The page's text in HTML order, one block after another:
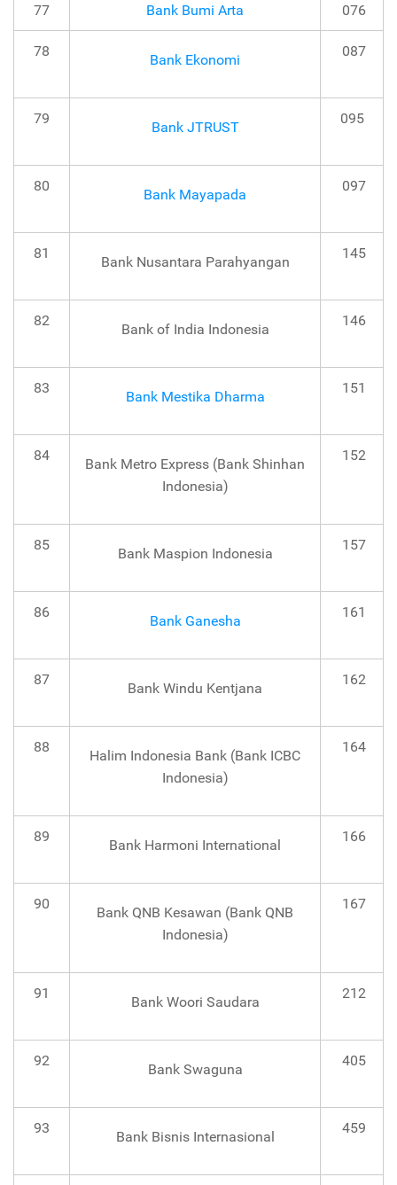
77 Bank Bumi Arta 076
78
Bank Ekonomi
087
79
Bank JTRUST
095
80
Bank Mayapada
097
81
Bank Nusantara Parahyangan
145
82
Bank of India Indonesia
146
83
Bank Mestika Dharma
151
84
Bank Metro Express (Bank Shinhan
Indonesia)
152
85
Bank Maspion Indonesia
157
86
Bank Ganesha
161
87
Bank Windu Kentjana
162
88
Halim Indonesia Bank (Bank ICBC
Indonesia)
164
89
Bank Harmoni International
166
90
Bank QNB Kesawan (Bank QNB
Indonesia)
167
91
Bank Woori Saudara
212
92
Bank Swaguna
405
93
Bank Bisnis Internasional
459